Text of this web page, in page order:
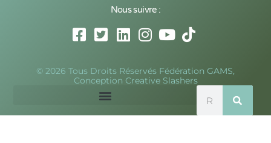
Nous suivre :
© 2026 Tous Droits Réservés Fédération GAMS,
Conception Creative Slashers